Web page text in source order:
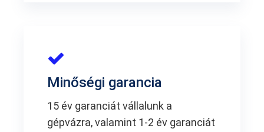
Minőségi garancia
15 év garanciát vállalunk a
gépvázra, valamint 1-2 év garanciát